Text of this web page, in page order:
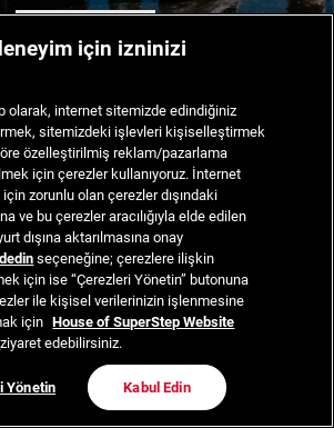
için izninizi
olarak, internet sitemizde edindiğiniz
sitemizdeki işlevleri kişiselleştirmek
özelleştirilmiş reklam/pazarlama
için çerezler kullanıyoruz. İnternet
zorunlu olan çerezler dışındaki
ve bu çerezler aracılığıyla elde edilen
dışına aktarılmasına onay
seçeneğine; çerezlere ilişkin
için ise “Çerezleri Yönetin” butonuna
ile kişisel verilerinizin işlenmesine
için House of SuperStep Website
ziyaret edebilirsiniz.
Yönetin Kabul Edin